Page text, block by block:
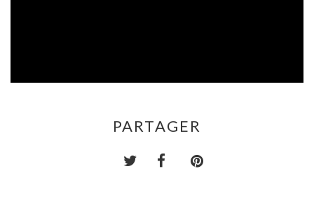
PARTAGER